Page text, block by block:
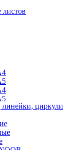
листов
линейки, циркули